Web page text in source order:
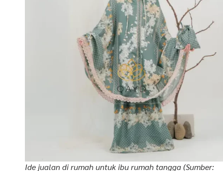
Ide jualan di rumah untuk ibu rumah tangga (Sumber: